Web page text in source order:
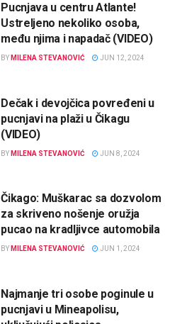
Pucnjava u centru Atlante!
Ustreljeno nekoliko osoba,
među njima i napadač (VIDEO)
BY MILENA STEVANOVIĆ JUN 12, 2024
Dečak i devojčica povređeni u
pucnjavi na plaži u Čikagu
(VIDEO)
BY MILENA STEVANOVIĆ JUN 8, 2024
Čikago: Muškarac sa dozvolom
za skriveno nošenje oružja
pucao na kradljivce automobila
BY MILENA STEVANOVIĆ JUN 1, 2024
Najmanje tri osobe poginule u
pucnjavi u Mineapolisu,